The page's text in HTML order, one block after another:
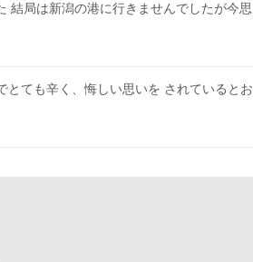
局は新潟の港に行きませんでしたが今思
ても辛く、悔しい思いを されているとお